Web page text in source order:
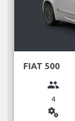
FIAT 500
group
4
miscellaneous_services